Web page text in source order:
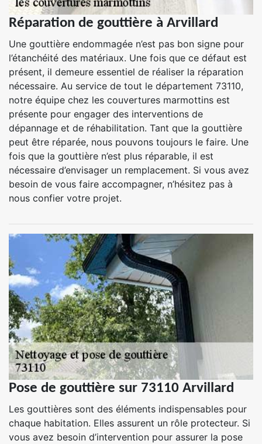
Réparation de gouttière à Arvillard
Une gouttière endommagée n’est pas bon signe pour
l’étanchéité des matériaux. Une fois que ce défaut est
présent, il demeure essentiel de réaliser la réparation
nécessaire. Au service de tout le département 73110,
notre équipe chez les couvertures marmottins est
présente pour engager des interventions de
dépannage et de réhabilitation. Tant que la gouttière
peut être réparée, nous pouvons toujours le faire. Une
fois que la gouttière n’est plus réparable, il est
nécessaire d’envisager un remplacement. Si vous avez
besoin de vous faire accompagner, n’hésitez pas à
nous confier votre projet.
Pose de gouttière sur 73110 Arvillard
Les gouttières sont des éléments indispensables pour
chaque habitation. Elles assurent un rôle protecteur. Si
vous avez besoin d’intervention pour assurer la pose